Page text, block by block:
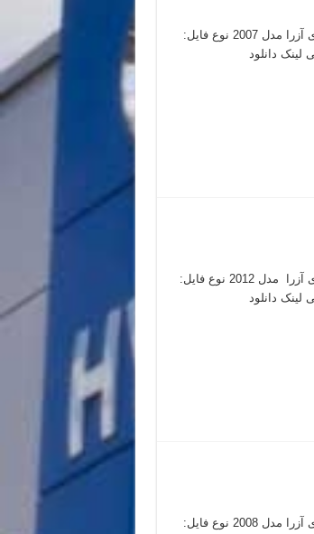
دفترچه راهنمای هیوندای آزرا مدل 2007 نوع فایل:
دفترچه راهنمای هیوندای آزرا مدل 2012 نوع فایل:
دفترچه راهنمای هیوندای آزرا مدل 2008 نوع فایل: